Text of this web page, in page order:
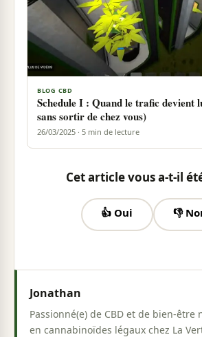
BLOG CBD
Schedule I : Quand le trafic devient
sans sortir de chez vous)
26/03/2025 · 5 min de lecture
Cet article vous a-t-il
👍 Oui 👎
Jonathan
Passionné(e) de CBD et de bien-être
en cannabinoïdes légaux chez La